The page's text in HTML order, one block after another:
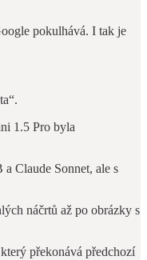
pokulhává. I tak je
1.5 Pro byla
Claude Sonnet, ale s
náčrtů až po obrázky s
překonává předchozí